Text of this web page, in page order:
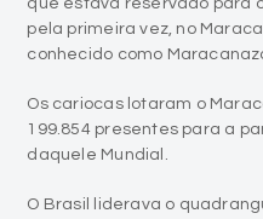
Os cariocas lotaram o
199.854 presentes para a
O Brasil liderava o
que o Uruguai. Além disto, a
decisivo: fez 7 a 1 na Suécia